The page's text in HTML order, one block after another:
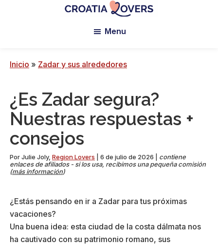
principal
sens
-
blog
de
Claire
et
Manu
Menu
Inicio » Zadar y sus alrededores
¿Es Zadar segura?
Nuestras respuestas +
consejos
PorJulie Joly, Region Lovers 6 de julio de 2026
contiene
enlaces de afiliados - si los usa, recibimos una pequeña comisión
(más información)
¿Estás pensando en ir a Zadar para tus próximas
vacaciones?
Una buena idea: esta ciudad de la costa dálmata nos
ha cautivado con su patrimonio romano, sus